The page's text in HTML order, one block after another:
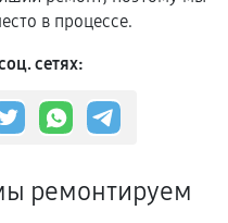
в процессе.
сетях:
ремонтируем